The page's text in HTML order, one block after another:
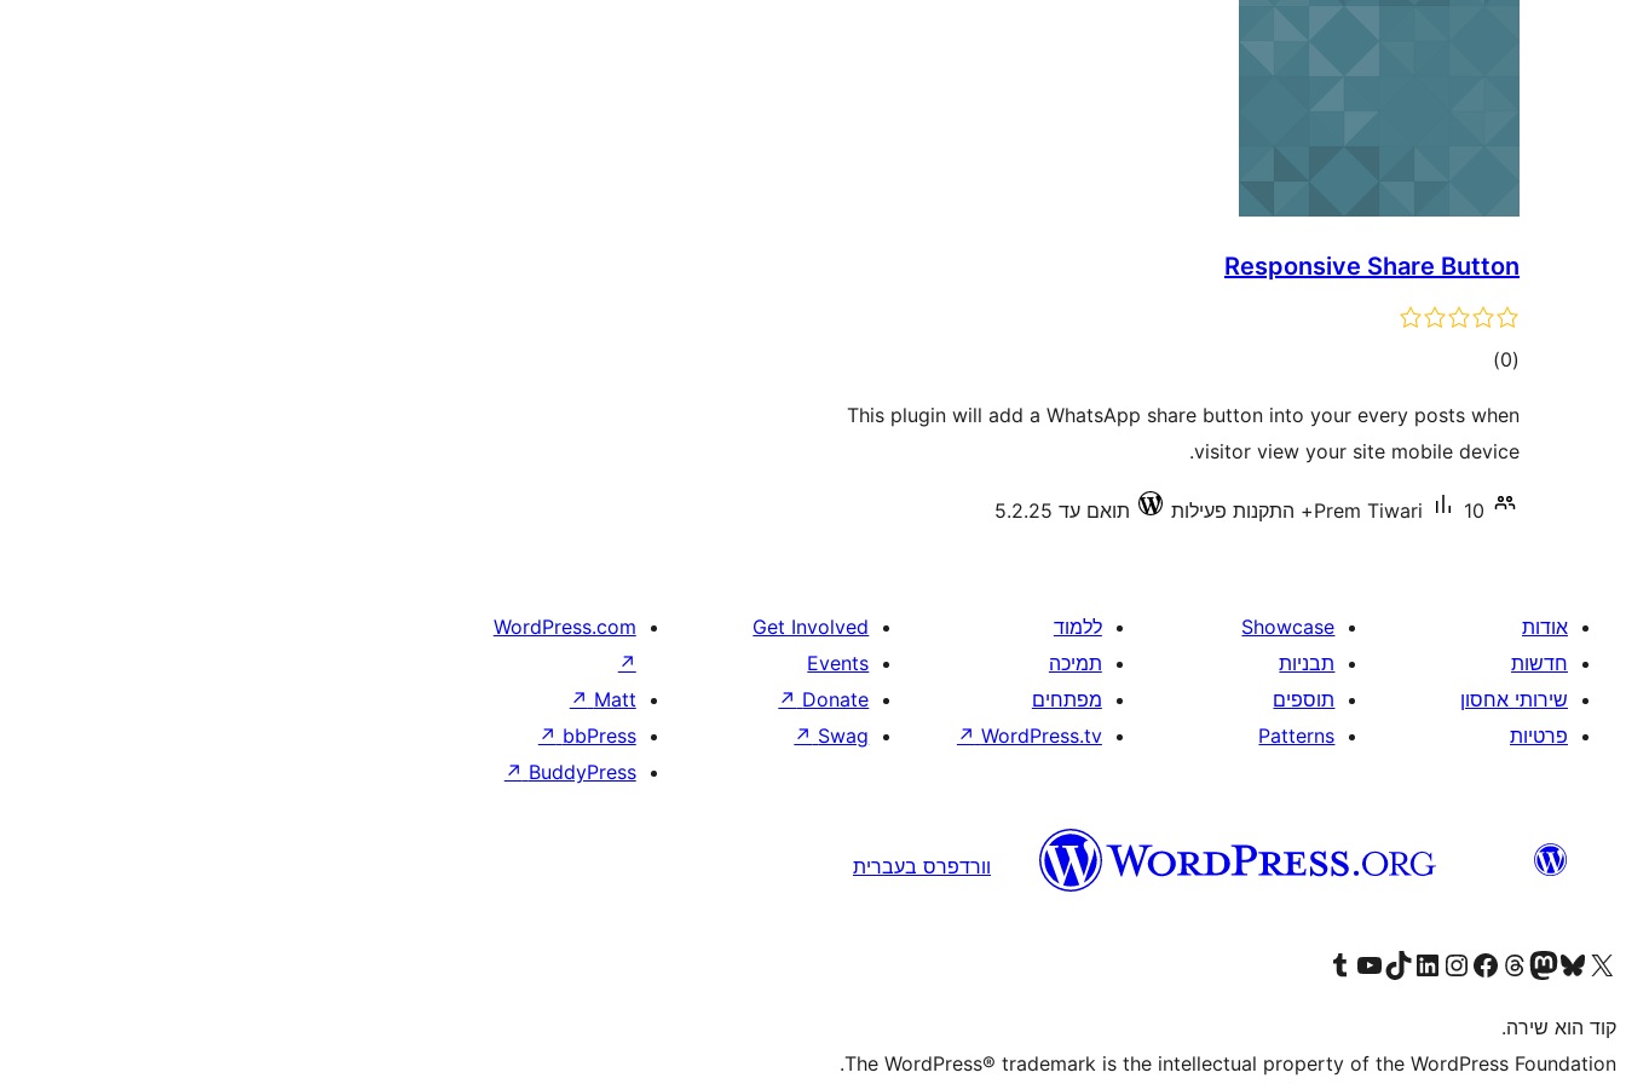
Responsive Share Button
(0 דרוגים)
This plugin will add a WhatsApp share button into your every posts when
visitor view your site mobile device.
Prem Tiwari 10+ התקנות פעילות תואם עד 5.2.25
אודות
חדשות
שירותי אחסון
פרטיות
Showcase
תבניות
תוספים
Patterns
ללמוד
תמיכה
מפתחים
WordPress.tv
↗
Get Involved
Events
Donate
↗
Swag
↗
WordPress.com
↗
Matt
↗
bbPress
↗
BuddyPress
↗
וורדפרס בעברית
Visit our X (formerly Twitter) account
Visit our Bluesky account
Visit our Mastodon account
Visit our Threads account
Visit our Facebook page
Visit our Instagram account
Visit our LinkedIn account
Visit our TikTok account
Visit our YouTube channel
Visit our Tumblr account
קוד הוא שירה.
The WordPress® trademark is the intellectual property of the WordPress Foundation.